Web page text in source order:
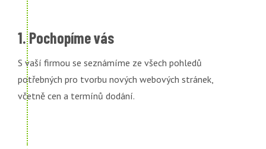
1. Pochopíme vás
S vaší firmou se seznámíme ze všech pohledů
potřebných pro tvorbu nových webových stránek,
včetně cen a termínů dodání.